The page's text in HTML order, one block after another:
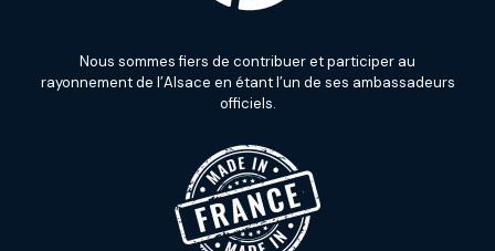
Nous sommes fiers de contribuer et participer au
rayonnement de l’Alsace en étant l’un de ses ambassadeurs
officiels.